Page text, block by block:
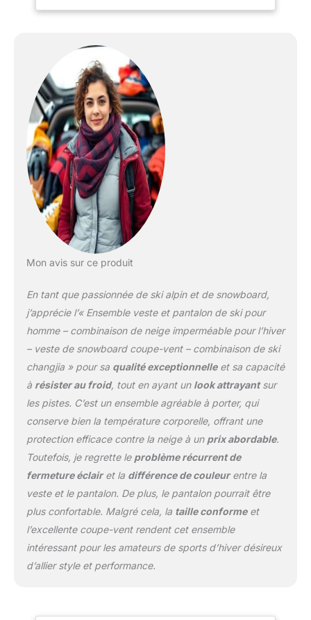
convient à la plupart des
gens. Vous pouvez
acheter la taille que vous
portez normalement. Ou
vous pouvez vous
référer à notre tableau
des tailles dans l'image
ou dans la description du
produit. MATÉRIAU : nos
combinaisons de ski
pour hommes sont
soie de coton de haute
qualité. Vous vous
sentirez plus flexible et à
l'aise lorsque vous faites
du ski. IMPERMÉABLE :
cette combinaison de ski
utilise un tissu de film
imperméable
microporeux fabriqué à
partir de matériaux
moléculaires, plus petit
que les molécules d'eau,
mais plus grand que les
rend notre combinaison
de ski pour homme
imperméable et
respirante. VESTES DE
manchette extensible
Jupe intérieur coupe-
Mon avis sur ce produit
En tant que passionnée de ski alpin et de snowboard,
j’apprécie l’« Ensemble veste et pantalon de ski pour
homme – combinaison de neige imperméable pour l’hiver
– veste de snowboard coupe-vent – combinaison de ski
changjia » pour sa qualité exceptionnelleet sa capacité
à résister au froid, tout en ayant un look attrayantsur
les pistes. C’est un ensemble agréable à porter, qui
conserve bien la température corporelle, offrant une
protection efficace contre la neige à un prix abordable.
Toutefois, je regrette le problème récurrent de
fermeture éclairet la différence de couleurentre la
veste et le pantalon. De plus, le pantalon pourrait être
plus confortable. Malgré cela, la taille conformeet
l’excellente coupe-vent rendent cet ensemble
intéressant pour les amateurs de sports d’hiver désireux
d’allier style et performance.